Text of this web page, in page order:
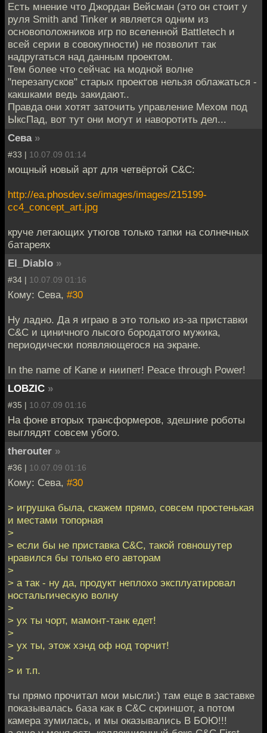
Есть мнение что Джордан Вейсман (это он стоит у
руля Smith and Tinker и является одним из
основоположников игр по вселенной Battletech и
всей серии в совокупности) не позволит так
надругаться над данным проектом.
Тем более что сейчас на модной волне
"перезапусков" старых проектов нельзя облажаться -
какшками ведь закидают..
Правда они хотят заточить управление Мехом под
ЫксПад, вот тут они могут и наворотить дел...
Сева »
#33 | 10.07.09 01:14
мощный новый арт для четвёртой C&C:
http://ea.phosdev.se/images/images/215199-
cc4_concept_art.jpg
круче летающих утюгов только тапки на солнечных
батареях
El_Diablo »
#34 | 10.07.09 01:16
Кому: Сева, #30
Ну ладно. Да я играю в это только из-за приставки
C&C и циничного лысого бородатого мужика,
периодически появляющегося на экране.
In the name of Kane и ниипет! Peace through Power!
LOBZIC »
#35 | 10.07.09 01:16
На фоне вторых трансформеров, здешние роботы
выглядят совсем убого.
therouter »
#36 | 10.07.09 01:16
Кому: Сева, #30
> игрушка была, скажем прямо, совсем простенькая
и местами топорная
>
> если бы не приставка C&C, такой говношутер
нравился бы только его авторам
>
> а так - ну да, продукт неплохо эксплуатировал
ностальгическую волну
>
> ух ты чорт, мамонт-танк едет!
>
> ух ты, этож хэнд оф нод торчит!
>
> и т.п.
ты прямо прочитал мои мысли:) там еще в заставке
показывалась база как в C&C скриншот, а потом
камера зумилась, и мы оказывались В БОЮ!!!